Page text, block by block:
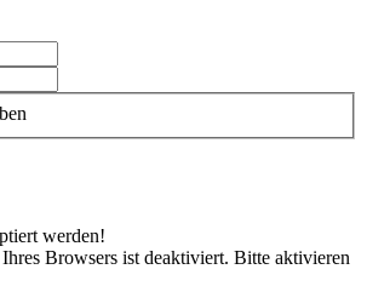
werden!
Browsers ist deaktiviert. Bitte aktivieren